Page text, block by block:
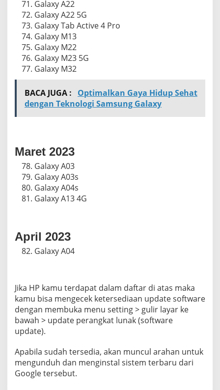
Galaxy A22
Galaxy A22 5G
Galaxy Tab Active 4 Pro
Galaxy M13
Galaxy M22
Galaxy M23 5G
Galaxy M32
BACA JUGA :
Optimalkan Gaya Hidup Sehat
dengan Teknologi Samsung Galaxy
Maret 2023
Galaxy A03
Galaxy A03s
Galaxy A04s
Galaxy A13 4G
April 2023
Galaxy A04
Jika HP kamu terdapat dalam daftar di atas maka
kamu bisa mengecek ketersediaan update software
dengan membuka menu setting > gulir layar ke
bawah > update perangkat lunak (software
update).
Apabila sudah tersedia, akan muncul arahan untuk
mengunduh dan menginstal sistem terbaru dari
Google tersebut.